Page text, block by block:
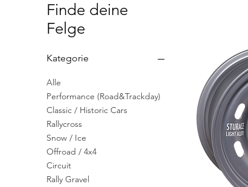
Finde deine
Felge
Kategorie
Alle
Performance (Road&Trackday)
Classic / Historic Cars
Rallycross
Snow / Ice
Offroad / 4x4
Circuit
Rally Gravel